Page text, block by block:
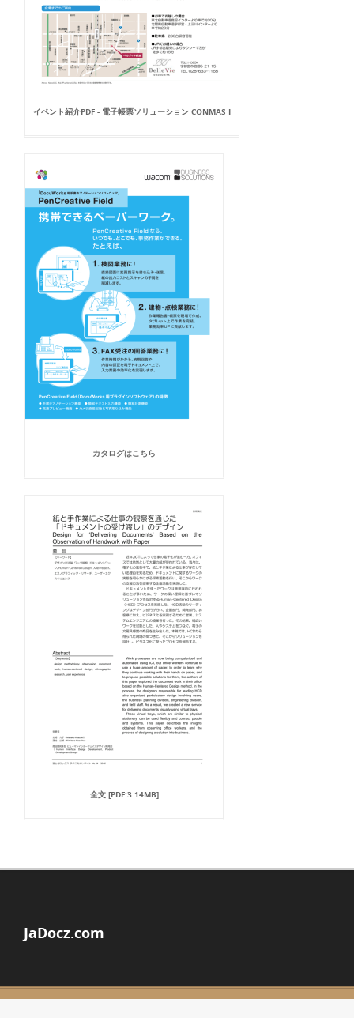
イベント紹介PDF - 電子帳票ソリューション CONMAS I
カタログはこちら
全文 [PDF:3.14MB]
JaDocz.com